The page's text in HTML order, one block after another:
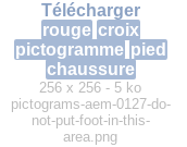
Télécharger
rouge croix
pictogramme pied
chaussure
256 x 256 - 5 ko
pictograms-aem-0127-do-
not-put-foot-in-this-
area.png